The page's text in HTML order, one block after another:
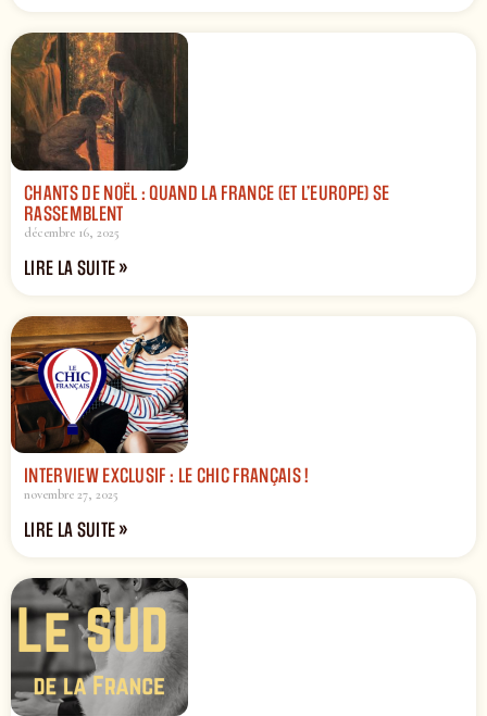
CHANTS DE NOËL : QUAND LA FRANCE (ET L’EUROPE) SE
RASSEMBLENT
décembre 16, 2025
LIRE LA SUITE »
INTERVIEW EXCLUSIF : LE CHIC FRANÇAIS !
novembre 27, 2025
LIRE LA SUITE »